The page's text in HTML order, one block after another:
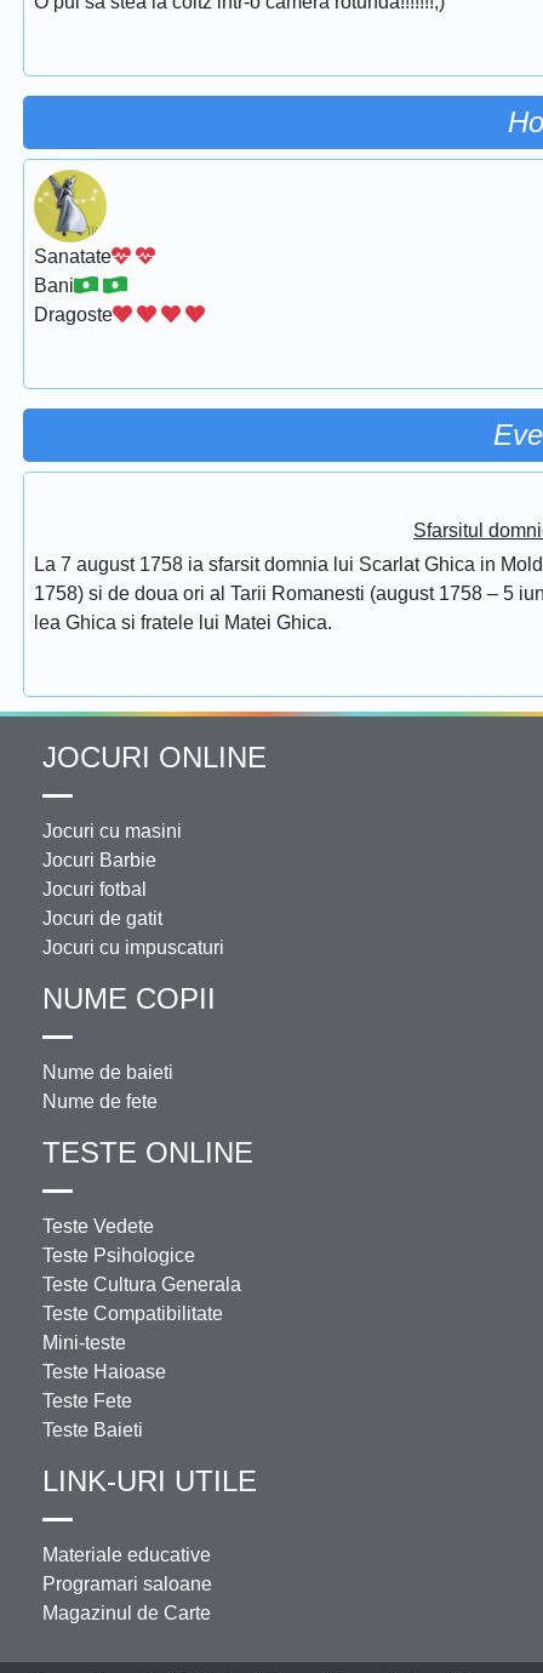
Sanatate
Bani
Dragoste
Sfarsitul
La 7 august 1758 ia sfarsit domnia lui Scarlat Ghica in
1758) si de doua ori al Tarii Romanesti (august 1758 – 5
lea Ghica si fratele lui Matei Ghica.
JOCURI ONLINE
Jocuri cu masini
Jocuri Barbie
Jocuri fotbal
Jocuri de gatit
Jocuri cu impuscaturi
NUME COPII
Nume de baieti
Nume de fete
TESTE ONLINE
Teste Vedete
Teste Psihologice
Teste Cultura Generala
Teste Compatibilitate
Mini-teste
Teste Haioase
Teste Fete
Teste Baieti
LINK-URI UTILE
Materiale educative
Programari saloane
Magazinul de Carte